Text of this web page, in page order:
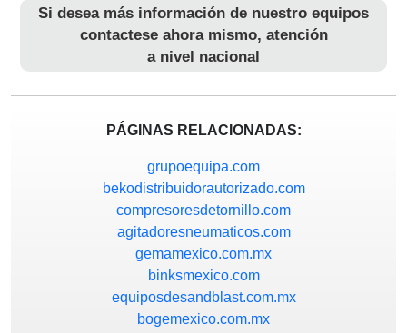
Si desea más información de nuestro equipos
contactese ahora mismo, atención
a nivel nacional
PÁGINAS RELACIONADAS:
grupoequipa.com
bekodistribuidorautorizado.com
compresoresdetornillo.com
agitadoresneumaticos.com
gemamexico.com.mx
binksmexico.com
equiposdesandblast.com.mx
bogemexico.com.mx